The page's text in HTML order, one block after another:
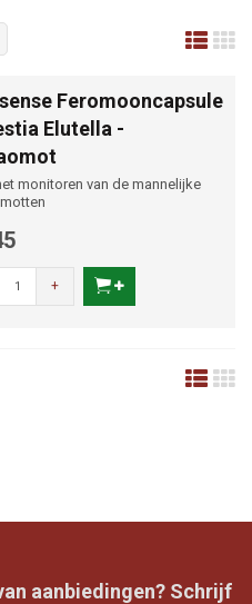
Feromooncapsule
Elutella -
monitoren van de mannelijke
+
aanbiedingen? Schrijf